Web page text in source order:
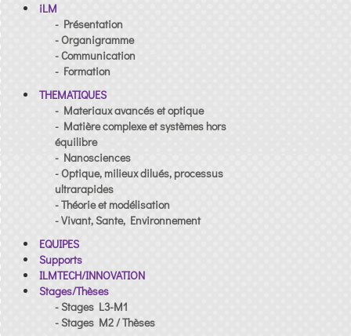
iLM
- Présentation
- Organigramme
- Communication
- Formation
THEMATIQUES
- Materiaux avancés et optique
- Matière complexe et systèmes hors
équilibre
- Nanosciences
- Optique, milieux dilués, processus
ultrarapides
- Théorie et modélisation
- Vivant, Sante, Environnement
EQUIPES
Supports
ILMTECH/INNOVATION
Stages/Thèses
- Stages L3-M1
- Stages M2 / Thèses